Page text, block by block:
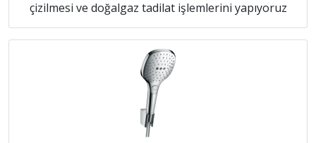
çizilmesi ve doğalgaz tadilat işlemlerini yapıyoruz